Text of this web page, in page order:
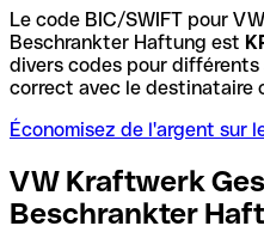
Le code BIC/SWIFT pour
Beschrankter Haftung est
divers codes pour
correct avec le destinataire
Économisez de l'argent sur
VW Kraftwerk
Beschrankter